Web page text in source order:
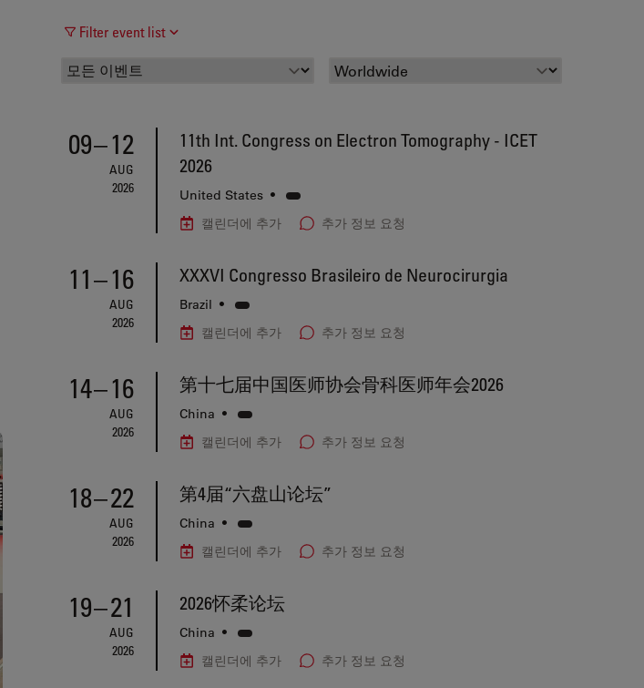
Filter event list
09–12
AUG
2026
11th Int. Congress on Electron Tomography - ICET
2026
United States •
캘린더에 추가
추가 정보 요청
11–16
AUG
2026
XXXVI Congresso Brasileiro de Neurocirurgia
Brazil •
캘린더에 추가
추가 정보 요청
14–16
AUG
2026
第十七届中国医师协会骨科医师年会2026
China •
캘린더에 추가
추가 정보 요청
18–22
AUG
2026
第4届“六盘山论坛”
China •
캘린더에 추가
추가 정보 요청
19–21
AUG
2026
2026怀柔论坛
China •
캘린더에 추가
추가 정보 요청